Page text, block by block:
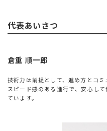
代表あいさつ
倉重 順一郎
技術力は前提として、進め方とコミ
スピード感のある進行で、安心し
ています。